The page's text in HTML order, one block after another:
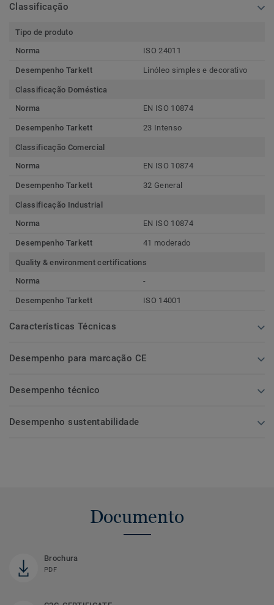
Classificação
Tipo de produto
Norma
ISO 24011
Desempenho Tarkett Linóleo simples e decorativo
Classificação Doméstica
Norma
EN ISO 10874
Desempenho Tarkett 23 Intenso
Classificação Comercial
Norma
EN ISO 10874
Desempenho Tarkett 32 General
Classificação Industrial
Norma
EN ISO 10874
Desempenho Tarkett 41 moderado
Quality & environment certifications
Norma
-
Desempenho Tarkett ISO 14001
Características Técnicas
Desempenho para marcação CE
Desempenho técnico
Desempenho sustentabilidade
Documento
Brochura
PDF